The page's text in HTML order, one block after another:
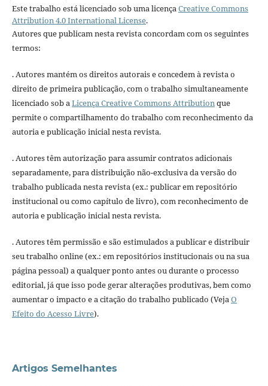
Este trabalho está licenciado sob uma licençaCreative Commons
Attribution 4.0 International License.
Autores que publicam nesta revista concordam com os seguintes
termos:
. Autores mantém os direitos autorais e concedem à revista o
direito de primeira publicação, com o trabalho simultaneamente
licenciado sob aLicença Creative Commons Attributionque
permite o compartilhamento do trabalho com reconhecimento da
autoria e publicação inicial nesta revista.
. Autores têm autorização para assumir contratos adicionais
separadamente, para distribuição não-exclusiva da versão do
trabalho publicada nesta revista (ex.: publicar em repositório
institucional ou como capítulo de livro), com reconhecimento de
autoria e publicação inicial nesta revista.
. Autores têm permissão e são estimulados a publicar e distribuir
seu trabalho online (ex.: em repositórios institucionais ou na sua
página pessoal) a qualquer ponto antes ou durante o processo
editorial, já que isso pode gerar alterações produtivas, bem como
aumentar o impacto e a citação do trabalho publicado (VejaO
Efeito do Acesso Livre).
Artigos Semelhantes